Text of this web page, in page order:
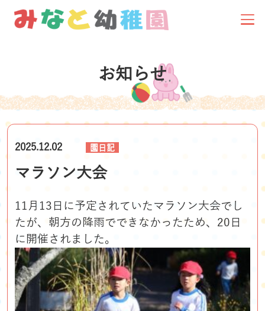
お知らせ
2025.12.02 園日記
マラソン大会
11月13日に予定されていたマラソン大会でし
たが、朝方の降雨でできなかったため、20日
に開催されました。